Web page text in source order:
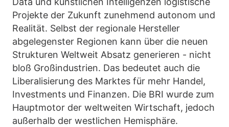
Projekte der Zukunft zunehmend autonom und
Realität. Selbst der regionale Hersteller
abgelegenster Regionen kann über die neuen
Strukturen Weltweit Absatz generieren - nicht
bloß Großindustrien. Das bedeutet auch die
Liberalisierung des Marktes für mehr Handel,
Investments und Finanzen. Die BRI wurde zum
Hauptmotor der weltweiten Wirtschaft, jedoch
außerhalb der westlichen Hemisphäre.